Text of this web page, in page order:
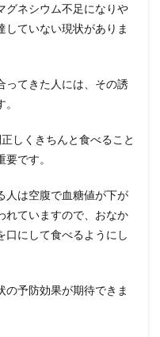
グネシウム不足になりや
していない現状がありま
ってきた人には、その誘
しくきちんと食べること
です。
人は空腹で血糖値が下が
れていますので、おなか
口にして食べるようにし
の予防効果が期待できま